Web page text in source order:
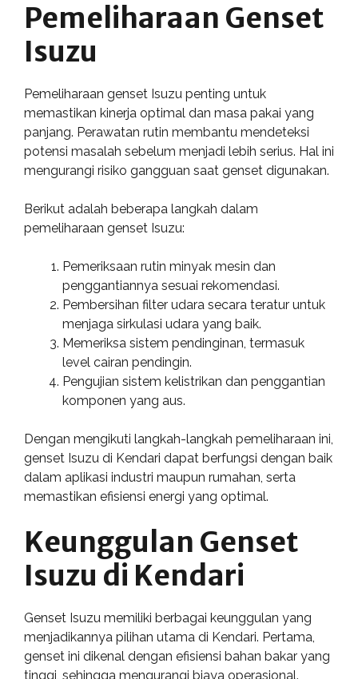
Pemeliharaan Genset
Isuzu
Pemeliharaan genset Isuzu penting untuk
memastikan kinerja optimal dan masa pakai yang
panjang. Perawatan rutin membantu mendeteksi
potensi masalah sebelum menjadi lebih serius. Hal ini
mengurangi risiko gangguan saat genset digunakan.
Berikut adalah beberapa langkah dalam
pemeliharaan genset Isuzu:
Pemeriksaan rutin minyak mesin dan
penggantiannya sesuai rekomendasi.
Pembersihan filter udara secara teratur untuk
menjaga sirkulasi udara yang baik.
Memeriksa sistem pendinginan, termasuk
level cairan pendingin.
Pengujian sistem kelistrikan dan penggantian
komponen yang aus.
Dengan mengikuti langkah-langkah pemeliharaan ini,
genset Isuzu di Kendari dapat berfungsi dengan baik
dalam aplikasi industri maupun rumahan, serta
memastikan efisiensi energi yang optimal.
Keunggulan Genset
Isuzu di Kendari
Genset Isuzu memiliki berbagai keunggulan yang
menjadikannya pilihan utama di Kendari. Pertama,
genset ini dikenal dengan efisiensi bahan bakar yang
tinggi, sehingga mengurangi biaya operasional.